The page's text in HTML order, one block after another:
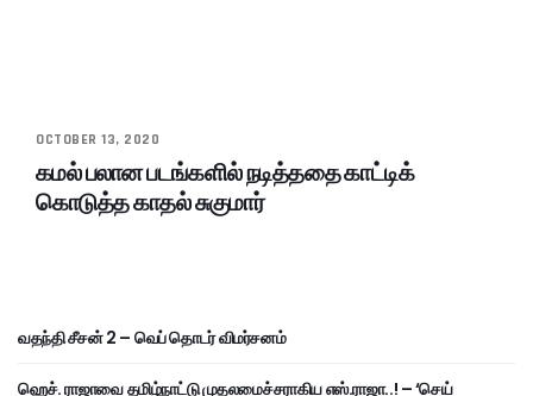
OCTOBER 13, 2020
கமல் பலான படங்களில் நடித்ததை காட்டிக்
கொடுத்த காதல் சுகுமார்
வதந்தி சீசன் 2 – வெப் தொடர் விமர்சனம்
ஹெச். ராஜாவை தமிழ்நாட்டு முதலமைச்சராகிய எஸ்.ராஜா..! – ‘செய்